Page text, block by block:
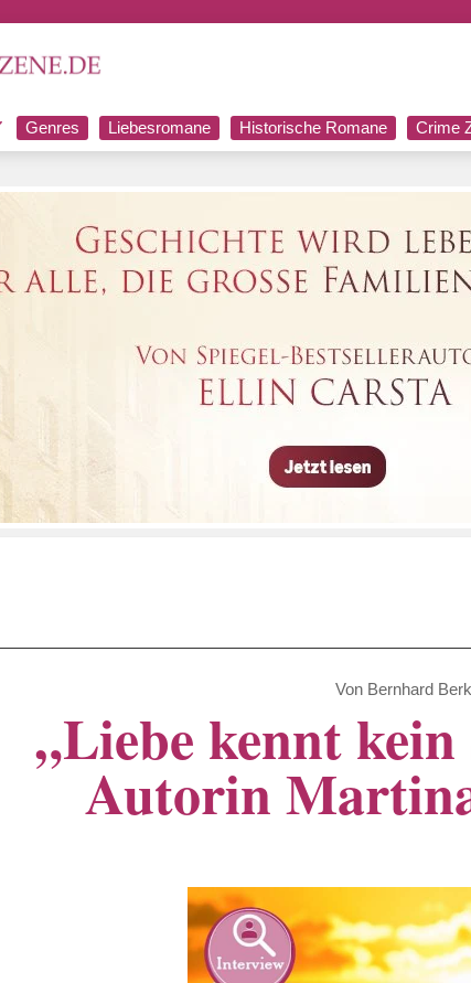
Genres Liebesromane Historische Romane Crime
Von Bernhard
„Liebe kennt kein
Autorin